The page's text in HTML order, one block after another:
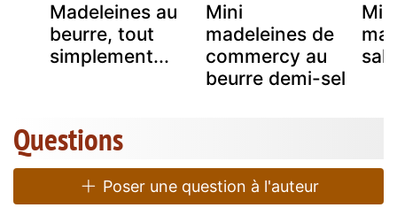
Madeleines au
beurre, tout
simplement...
Mini
madeleines de
commercy au
beurre demi-sel
Questions
Poser une question à l'auteur